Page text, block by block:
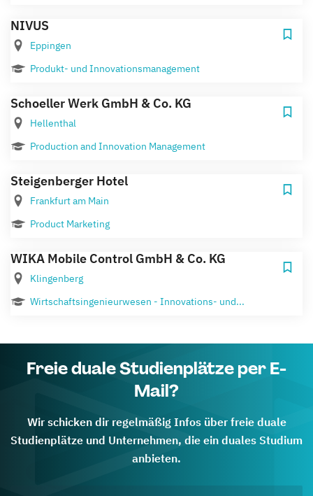
NIVUS
Eppingen
Produkt- und Innovationsmanagement
Schoeller Werk GmbH & Co. KG
Hellenthal
Production and Innovation Management
Steigenberger Hotel
Frankfurt am Main
Product Marketing
WIKA Mobile Control GmbH & Co. KG
Klingenberg
Wirtschaftsingenieurwesen - Innovations- und...
Freie duale Studienplätze per E-
Mail?
Wir schicken dir regelmäßig Infos über freie duale
Studienplätze und Unternehmen, die ein duales Studium
anbieten.